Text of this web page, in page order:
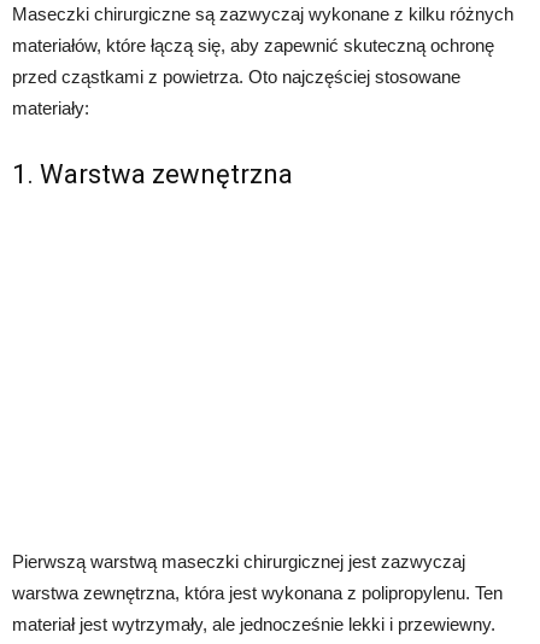
Maseczki chirurgiczne są zazwyczaj wykonane z kilku różnych
materiałów, które łączą się, aby zapewnić skuteczną ochronę
przed cząstkami z powietrza. Oto najczęściej stosowane
materiały:
1. Warstwa zewnętrzna
Pierwszą warstwą maseczki chirurgicznej jest zazwyczaj
warstwa zewnętrzna, która jest wykonana z polipropylenu. Ten
materiał jest wytrzymały, ale jednocześnie lekki i przewiewny.